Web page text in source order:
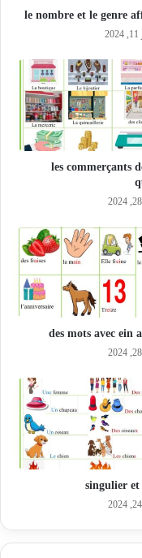
le nombre et le genre
les commerçants
des mots avec ein
singulier